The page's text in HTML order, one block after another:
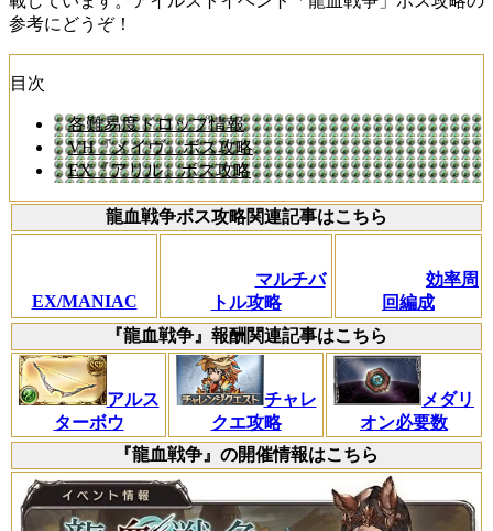
参考にどうぞ！
目次
各難易度ドロップ情報
VH『メイヴ』ボス攻略
EX『アリル』ボス攻略
龍血戦争ボス攻略関連記事はこちら
EX/MANIAC
マルチバ
トル攻略
効率周
回編成
『龍血戦争』報酬関連記事はこちら
アルス
ターボウ
チャレ
クエ攻略
メダリ
オン必要数
『龍血戦争』の開催情報はこちら